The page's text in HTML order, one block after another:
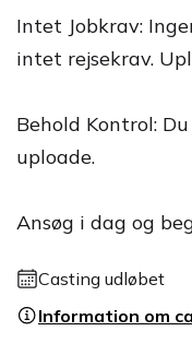
Intet Jobkrav:
intet rejsekrav.
Behold Kontrol:
uploade.
Ansøg i dag og
Casting udløbet
Information om